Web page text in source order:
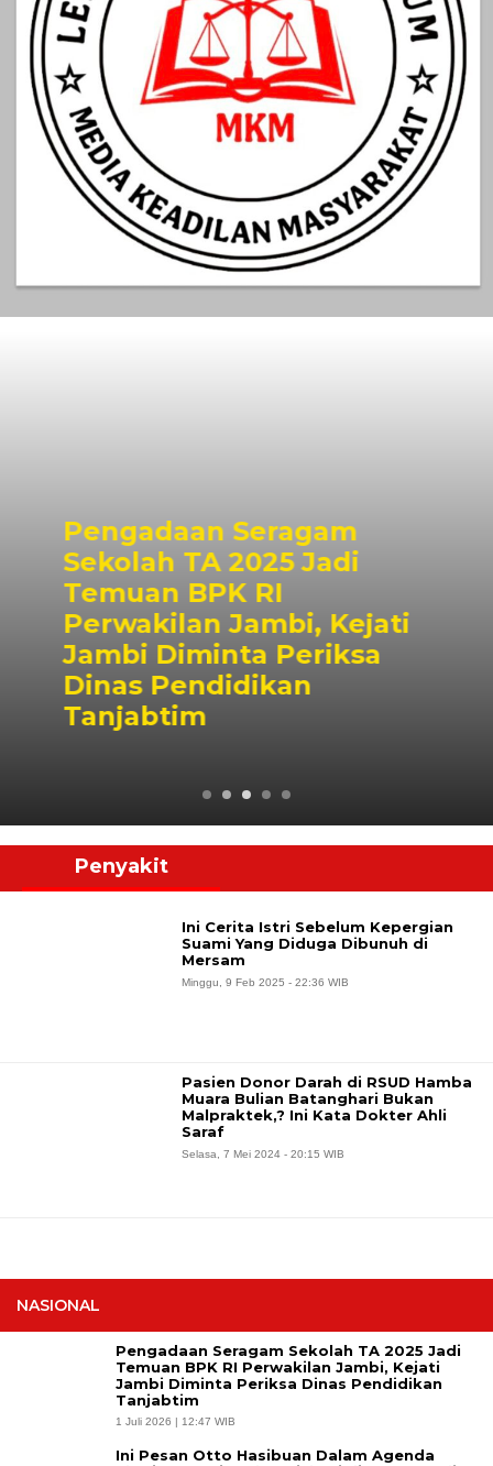
Pengadaan Seragam
Sekolah TA 2025 Jadi
Temuan BPK RI
Perwakilan Jambi, Kejati
Jambi Diminta Periksa
Dinas Pendidikan
Tanjabtim
NASIONAL
Pengadaan Seragam Sekolah TA 2025 Jadi
Temuan BPK RI Perwakilan Jambi, Kejati
Jambi Diminta Periksa Dinas Pendidikan
Tanjabtim
1 Juli 2026 | 12:47 WIB
Ini Pesan Otto Hasibuan Dalam Agenda
Penyakit
Ini Cerita Istri Sebelum Kepergian
Suami Yang Diduga Dibunuh di
Mersam
Minggu, 9 Feb 2025 - 22:36 WIB
Pasien Donor Darah di RSUD Hamba
Muara Bulian Batanghari Bukan
Malpraktek,? Ini Kata Dokter Ahli
Saraf
Selasa, 7 Mei 2024 - 20:15 WIB